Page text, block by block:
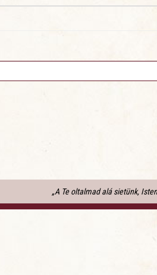
„A Te oltalmad alá sietünk,